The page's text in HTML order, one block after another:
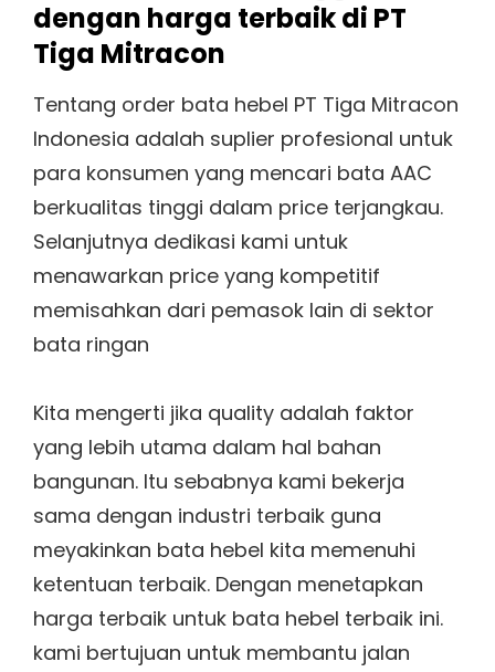
dengan harga terbaik di PT
Tiga Mitracon
Tentang order bata hebel PT Tiga Mitracon
Indonesia adalah suplier profesional untuk
para konsumen yang mencari bata AAC
berkualitas tinggi dalam price terjangkau.
Selanjutnya dedikasi kami untuk
menawarkan price yang kompetitif
memisahkan dari pemasok lain di sektor
bata ringan
Kita mengerti jika quality adalah faktor
yang lebih utama dalam hal bahan
bangunan. Itu sebabnya kami bekerja
sama dengan industri terbaik guna
meyakinkan bata hebel kita memenuhi
ketentuan terbaik. Dengan menetapkan
harga terbaik untuk bata hebel terbaik ini.
kami bertujuan untuk membantu jalan